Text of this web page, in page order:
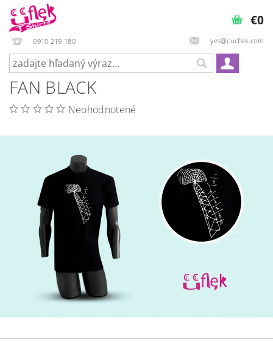
0910 219 180 yes@cucflek.com
€0
FAN BLACK
Neohodnotené